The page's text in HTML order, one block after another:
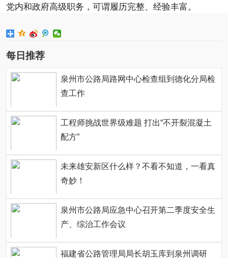
党内和政府高级职务，可谓履历完整、经验丰富。
每日推荐
泉州市公路局路网中心检查组到德化分局检
查工作
工程师挑战世界级难题 打出“不开裂混凝土
配方”
未来雄安新区什么样？不看不知道，一看真
奇妙！
泉州市公路局应急中心召开第二季度安全生
产、综治工作会议
福建省公路管理局局长胡玉库到泉州调研